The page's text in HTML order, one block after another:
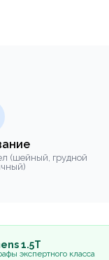
(шейный, грудной
1.5Т
экспертного класса